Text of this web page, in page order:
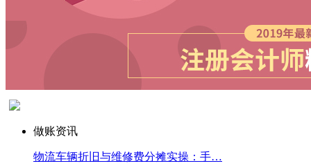
做账资讯
物流车辆折旧与维修费分摊实操：手…